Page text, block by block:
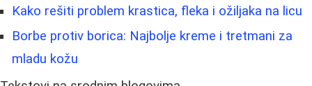
Kako rešiti problem krastica, fleka i ožiljaka na licu
Borbe protiv borica: Najbolje kreme i tretmani za
mladu kožu